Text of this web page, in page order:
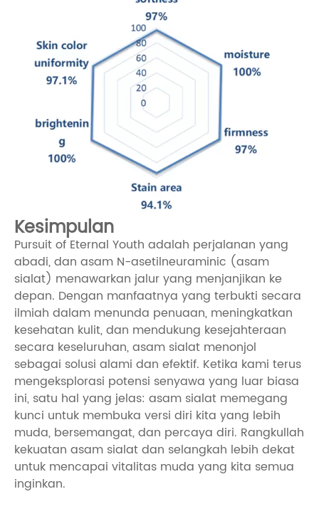
Kesimpulan
Pursuit of Eternal Youth adalah perjalanan yang
abadi, dan asam N-asetilneuraminic (asam
sialat) menawarkan jalur yang menjanjikan ke
depan. Dengan manfaatnya yang terbukti secara
ilmiah dalam menunda penuaan, meningkatkan
kesehatan kulit, dan mendukung kesejahteraan
secara keseluruhan, asam sialat menonjol
sebagai solusi alami dan efektif. Ketika kami terus
mengeksplorasi potensi senyawa yang luar biasa
ini, satu hal yang jelas: asam sialat memegang
kunci untuk membuka versi diri kita yang lebih
muda, bersemangat, dan percaya diri. Rangkullah
kekuatan asam sialat dan selangkah lebih dekat
untuk mencapai vitalitas muda yang kita semua
inginkan.